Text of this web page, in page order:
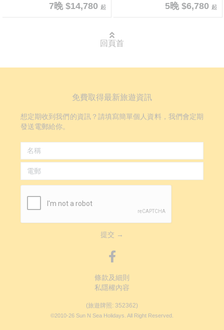
7晚 $14,780 起 5晚 $6,780 起
回頁首
免費取得最新旅遊資訊
想定期收到我們的資訊？請填寫簡單個人資料，我們會定期
發送電郵給你。
提交 →
條款及細則
私隱權內容
(旅遊牌照: 352362)
©2010-26 Sun N Sea Holidays. All Right Reserved.